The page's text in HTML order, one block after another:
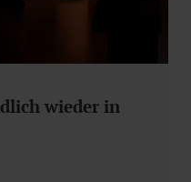
wieder in